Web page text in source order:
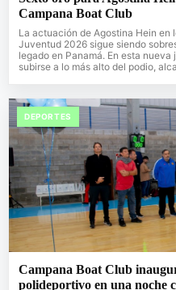
Campana Boat Club
La actuación de Agostina Hein en
Juventud 2026 sigue siendo
legado en Panamá. En esta
subirse a lo más alto del podio,
DEPORTES
Campana Boat Club
polideportivo en una noche